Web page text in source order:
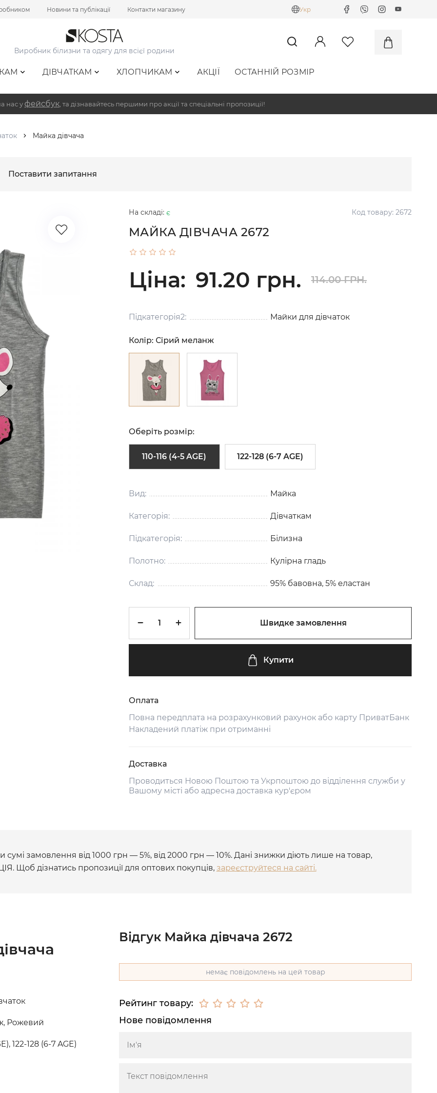
Новини та публікації Контакти магазину Укр
Виробник білизни та одягу для всієї родини
ДІВЧАТКАМ ХЛОПЧИКАМ АКЦІЇ ОСТАННІЙ РОЗМІР
нас у фейсбук , та дізнавайтесь першими про акції та спеціальні пропозиції!
Майка дівчача
Поставити запитання
На складі: є Код товару: 2672
МАЙКА ДІВЧАЧА 2672
Ціна: 91.20 грн. 114.00 ГРН.
Підкатегорія2: Майки для дівчаток
Колір: Сірий меланж
Оберіть розмір:
110-116 (4-5 AGE) 122-128 (6-7 AGE)
Вид: Майка
Категорія: Дівчаткам
Підкатегорія: Білизна
Полотно: Кулірна гладь
Склад: 95% бавовна, 5% еластан
Швидке замовлення
Купити
Оплата
Повна передплата на розрахунковий рахунок або карту ПриватБанк
Накладений платіж при отриманні
Доставка
Проводиться Новою Поштою та Укрпоштою до відділення служби у
Вашому місті або адресна доставка кур'єром
сумі замовлення від 1000 грн — 5%, від 2000 грн — 10%. Дані знижки діють лише на товар,
Щоб дізнатись пропозиції для оптових покупців, зареєструйтеся на сайті.
Рожевий
122-128 (6-7 AGE)
Відгук Майка дівчача 2672
немає повідомлень на цей товар
Рейтинг товару:
Нове повідомлення